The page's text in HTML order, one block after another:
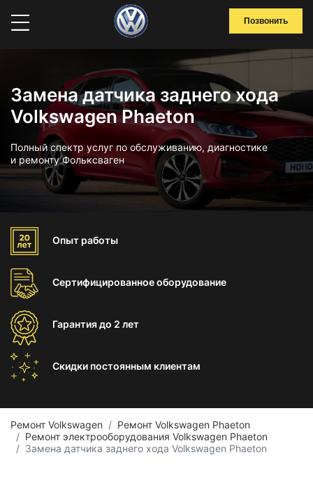
Позвонить
Замена датчика заднего хода
Volkswagen Phaeton
Полный спектр услуг по обслуживанию, диагностике
и ремонту Фольксваген
Опыт работы
Сертифицированноеоборудование
Гарантиядо 2 лет
Скидки постоянным клиентам
Ремонт Volkswagen
Ремонт Volkswagen Phaeton
Ремонт электрооборудования Volkswagen Phaeton
Замена датчика заднего хода Volkswagen Phaeton